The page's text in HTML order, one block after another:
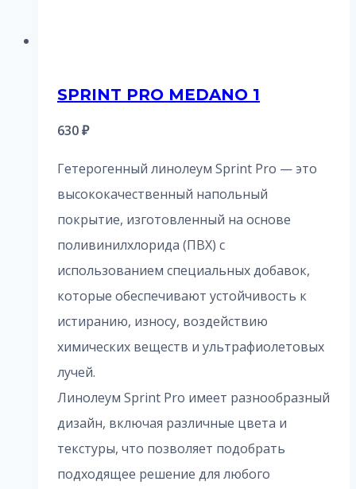
SPRINT PRO MEDANO 1
630₽
Гетерогенный линолеум Sprint Pro — это
высококачественный напольный
покрытие, изготовленный на основе
поливинилхлорида (ПВХ) с
использованием специальных добавок,
которые обеспечивают устойчивость к
истиранию, износу, воздействию
химических веществ и ультрафиолетовых
лучей.
Линолеум Sprint Pro имеет разнообразный
дизайн, включая различные цвета и
текстуры, что позволяет подобрать
подходящее решение для любого